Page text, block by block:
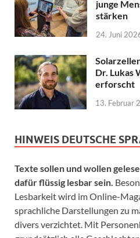
junge
stärken
24. Juni
Dr. Lukas
erforscht
13. Februar
HINWEIS DEUTSCHE
Texte sollen und wollen
dafür flüssig lesbar sein.
Lesbarkeit wird im Online-
sprachliche Darstellungen zu
divers verzichtet. Mit